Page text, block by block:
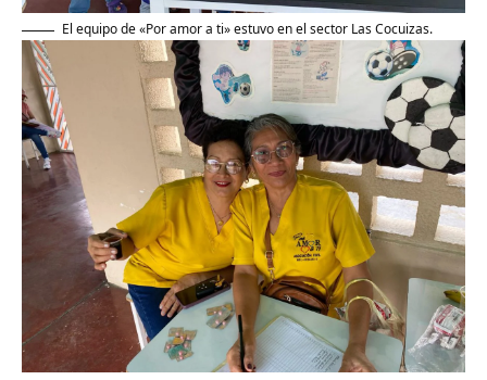
El equipo de «Por amor a ti» estuvo en el sector Las Cocuizas.